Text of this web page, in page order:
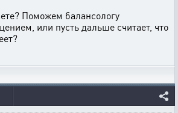
Поможем балансологу
или пусть дальше считает, что